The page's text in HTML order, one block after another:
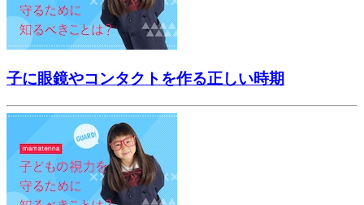
子に眼鏡やコンタクトを作る正しい時期